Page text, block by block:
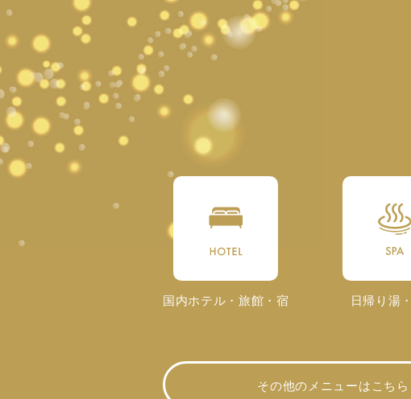
国内ホテル・旅館・宿 日帰り湯
その他のメニューはこちら